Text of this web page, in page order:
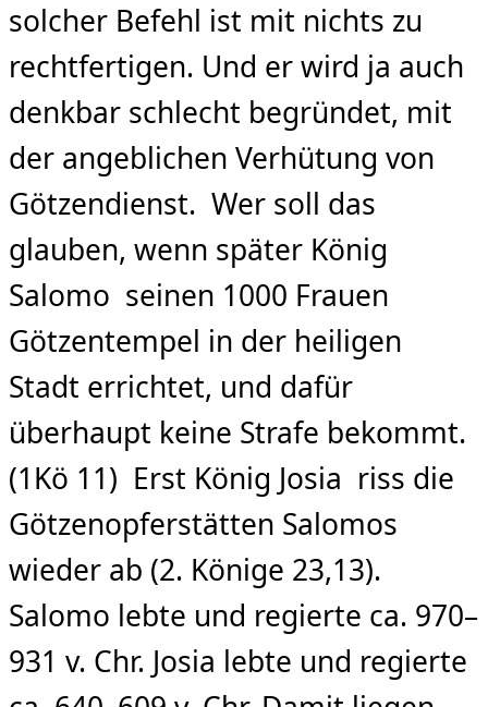
solcher Befehl ist mit nichts zu
rechtfertigen. Und er wird ja auch
denkbar schlecht begründet, mit
der angeblichen Verhütung von
Götzendienst. Wer soll das
glauben, wenn später König
Salomo seinen 1000 Frauen
Götzentempel in der heiligen
Stadt errichtet, und dafür
überhaupt keine Strafe bekommt.
(1Kö 11) Erst König Josia riss die
Götzenopferstätten Salomos
wieder ab (2. Könige 23,13).
Salomo lebte und regierte ca. 970–
931 v. Chr. Josia lebte und regierte